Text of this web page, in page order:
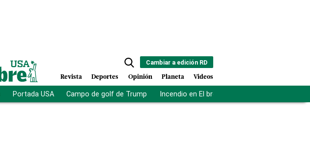
Cambiar a edición RD
Revista Deportes Opinión Planeta Videos
Portada USA Campo de golf de Trump Incendio en El bronx